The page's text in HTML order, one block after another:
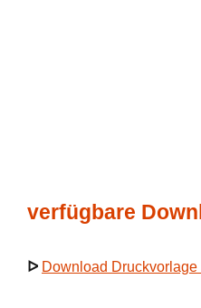
verfügbare
ᐅ Download Druckvorlage